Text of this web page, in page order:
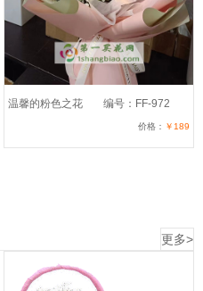
温馨的粉色之花 编号：FF-972
价格： ￥189
更多>